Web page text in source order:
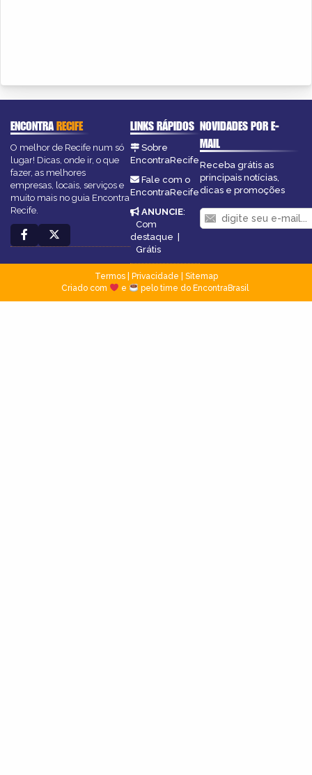
ENCONTRARECIFE
O melhor de Recife num só
lugar! Dicas, onde ir, o que
fazer, as melhores
empresas, locais, serviços e
muito mais no guia Encontra
Recife.
LINKS RÁPIDOS
Sobre
EncontraRecife
Fale com o
EncontraRecife
ANUNCIE:
Com
destaque |
Grátis
NOVIDADES POR E-
MAIL
Receba grátis as
principais notícias,
dicas e promoções
Termos| Privacidade
Sitemap
Criado com
e pelo time do EncontraBrasil